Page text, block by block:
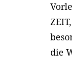
die